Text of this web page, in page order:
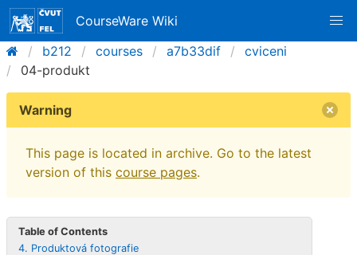
CourseWare Wiki
b212
courses a7b33dif
cviceni
04-produkt
Warning
This page is located in archive. Go to the latest
version of this course pages.
Table of Contents
4. Produktová fotografie